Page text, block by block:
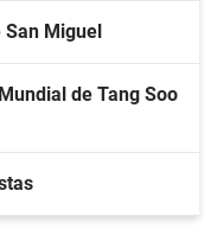
San Miguel
de Tang Soo